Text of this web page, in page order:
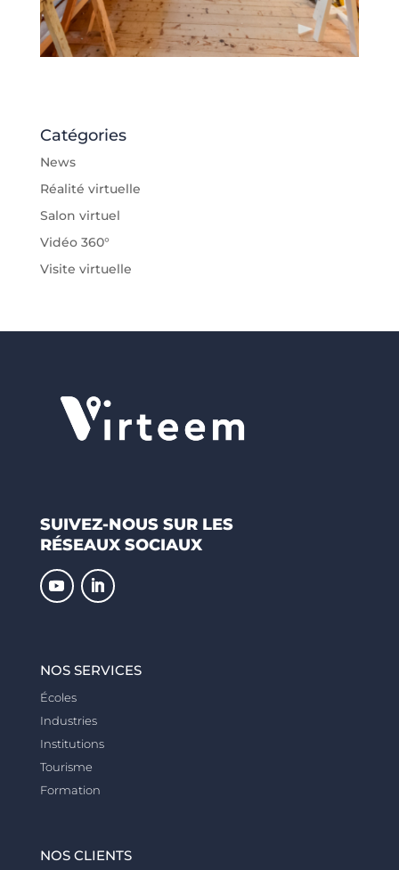
Catégories
News
Réalité virtuelle
Salon virtuel
Vidéo 360°
Visite virtuelle
SUIVEZ-NOUS SUR LES
RÉSEAUX SOCIAUX
NOS SERVICES
Écoles
Industries
Institutions
Tourisme
Formation
NOS CLIENTS